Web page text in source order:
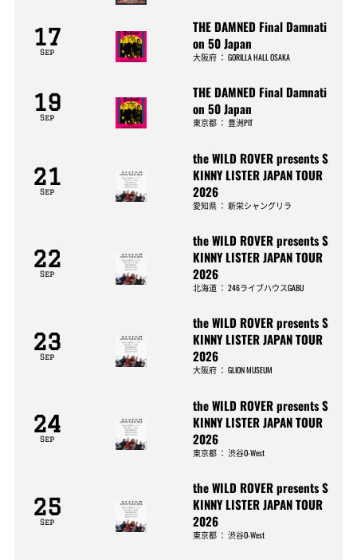
17
Sep
THE DAMNED Final Damnati
on 50 Japan
大阪府 ：GORILLA HALL OSAKA
19
Sep
THE DAMNED Final Damnati
on 50 Japan
東京都 ：豊洲PIT
21
Sep
the WILD ROVER presents S
KINNY LISTER JAPAN TOUR
2026
愛知県 ：新栄シャングリラ
22
Sep
the WILD ROVER presents S
KINNY LISTER JAPAN TOUR
2026
北海道 ：246ライブハウスGABU
23
Sep
the WILD ROVER presents S
KINNY LISTER JAPAN TOUR
2026
大阪府 ：GLION MUSEUM
24
Sep
the WILD ROVER presents S
KINNY LISTER JAPAN TOUR
2026
東京都 ：渋谷O-West
25
Sep
the WILD ROVER presents S
KINNY LISTER JAPAN TOUR
2026
東京都 ：渋谷O-West